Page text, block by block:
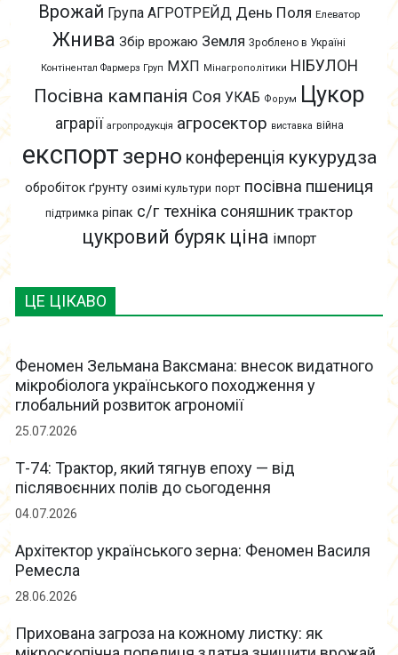
ЦЕ ЦІКАВО
Феномен Зельмана Ваксмана: внесок видатного
мікробіолога українського походження у
глобальний розвиток агрономії
25.07.2026
Т-74: Трактор, який тягнув епоху — від
післявоєнних полів до сьогодення
04.07.2026
Архітектор українського зерна: Феномен Василя
Ремесла
28.06.2026
Прихована загроза на кожному листку: як
Врожай Група АГРОТРЕЙД День Поля Елеватор
Жнива Збір врожаю Земля Зроблено в Україні
Контінентал Фармерз Груп МХП Мінагрополітики НІБУЛОН
Посівна кампанія Соя УКАБ Форум Цукор
аграрії агропродукція агросектор виставка війна
експорт зерно конференція кукурудза
обробіток ґрунту озимі культури порт посівна пшениця
підтримка ріпак с/г техніка соняшник трактор
цукровий буряк ціна імпорт